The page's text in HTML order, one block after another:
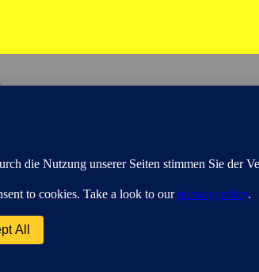
garten-und-ideen.de